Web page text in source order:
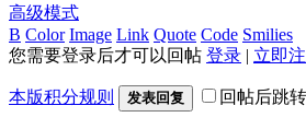
高级模式
B Color Image Link Quote Code Smilies
您需要登录后才可以回帖 登录 | 立即
本版积分规则 发表回复 回帖后跳